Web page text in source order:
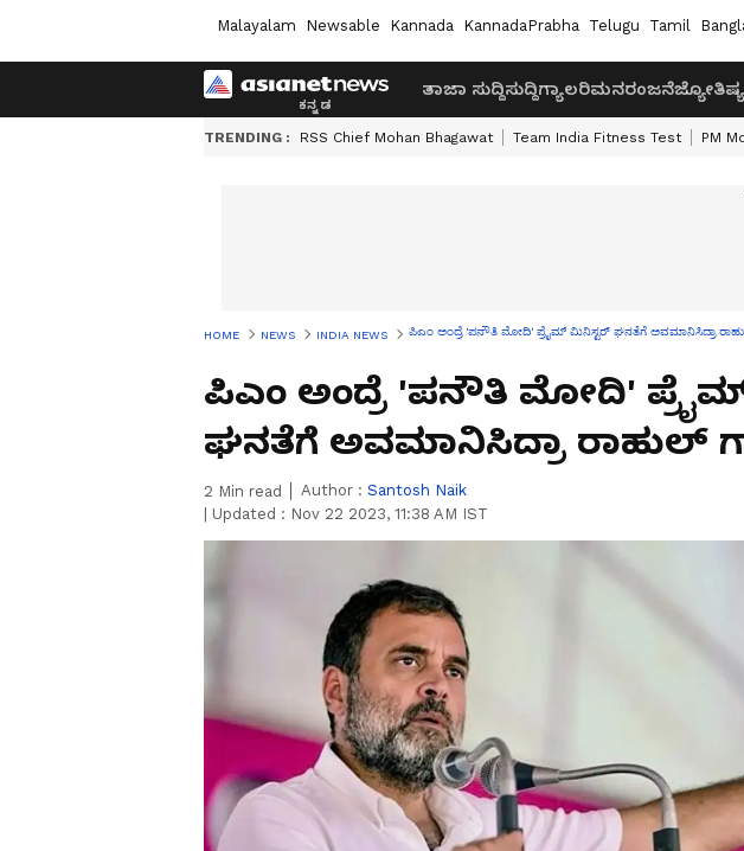
Malayalam Newsable Kannada KannadaPrabha Telugu Tamil
ತಾಜಾ ಸುದ್ದಿಸುದ್ದಿಗ್ಯಾಲರಿಮನರಂಜನೆಜ್ಯೋತಿಷ್ಯ
TRENDING : RSS Chief Mohan Bhagawat Team India Fitness Test PM
HOME NEWS INDIA NEWS ಪಿಎಂ ಅಂದ್ರೆ 'ಪನೌತಿ ಮೋದಿ' ಪ್ರೈಮ್‌ ಮಿನಿಸ್ಟರ್‌ ಘನತೆಗೆ ಅವಮಾನಿಸಿದ್ರಾ
ಪಿಎಂ ಅಂದ್ರೆ 'ಪನೌತಿ ಮೋದಿ'
ಘನತೆಗೆ ಅವಮಾನಿಸಿದ್ರಾ ರಾಹುಲ್‌
2 Min read Author : Santosh Naik
Updated : Nov 22 2023, 11:38 AM IST